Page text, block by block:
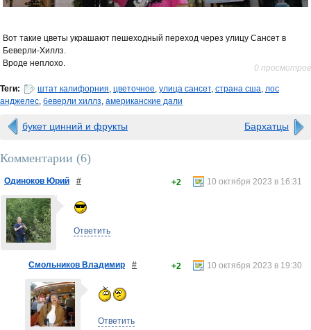
Вот такие цветы украшают пешеходный переход через улицу Сансет в
Беверли-Хиллз.
Вроде неплохо.
0 просмотров
Теги: штат калифорния, цветочное, улица сансет, страна сша, лос
анджелес, беверли хиллз, американские дали
букет цинний и фрукты Бархатцы
Комментарии (6)
Одиноков Юрий # 10 октября 2023 в 16:31
+2
Ответить
Смольников Владимир # 10 октября 2023 в 19:30
+2
Ответить